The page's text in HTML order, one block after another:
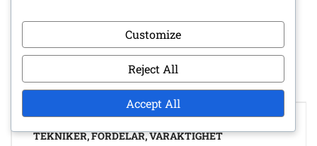
ORSAKER TILL KNÄSMÄRTA
Post
navigation
NEDRE RYGGSTRÄCKNING FÖR NYBÖRJARLÖPARE:
TEKNIKER, FÖRDELAR, VARAKTIGHET
Customize
Reject All
Accept All